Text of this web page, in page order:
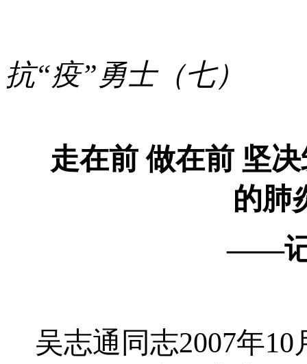
抗“疫”勇士（七）
走在前 做在前 坚
的肺
——记
吴志通同志2007年10